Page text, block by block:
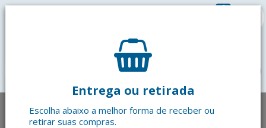
0
Entrega ou retirada
Escolha abaixo a melhor forma de receber ou
retirar suas compras.